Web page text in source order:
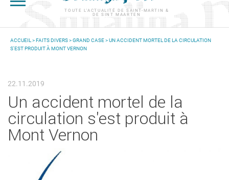
TOUTE L'ACTUALITÉ DE SAINT-MARTIN &
DE SINT MAARTEN
VOUS ÊTES ICI
ACCUEIL >FAITS DIVERS>GRAND CASE> UN ACCIDENT MORTEL DE LA CIRCULATION
S'EST PRODUIT À MONT VERNON
22.11.2019
Un accident mortel de la
circulation s'est produit à
Mont Vernon